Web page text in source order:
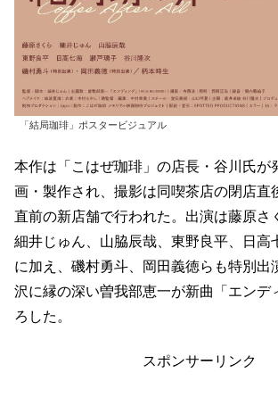
「結局珈琲」ポスタービジュアル
本作は「こはぜ珈琲」の店長・谷川氏が
画・製作され、撮影は同喫茶店の閉店直
直前の新店舗で行われた。出演は藤原さ
細井じゅん、山脇辰哉、東野良平、日高
に加え、磯村勇斗、岡田義徳らも特別出
沢に縁の深い曽我部恵一が新曲「エンデ
ろした。
スポンサーリンク